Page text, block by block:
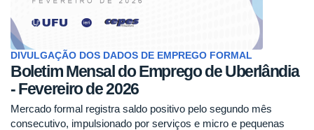
DIVULGAÇÃO DOS DADOS DE EMPREGO FORMAL
Boletim Mensal do Emprego de Uberlândia
- Fevereiro de 2026
Mercado formal registra saldo positivo pelo segundo mês
consecutivo, impulsionado por serviços e micro e pequenas